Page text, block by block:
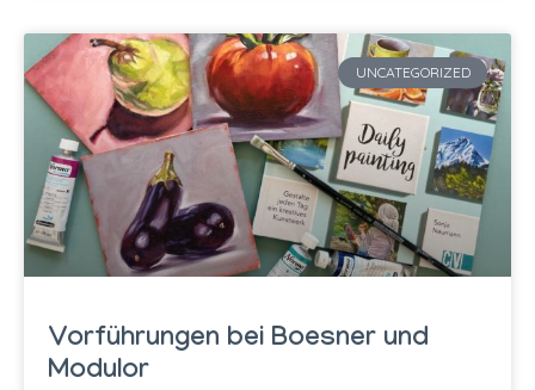
UNCATEGORIZED
Vorführungen bei Boesner und
Modulor